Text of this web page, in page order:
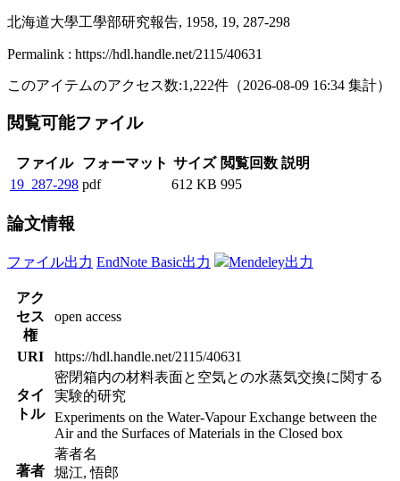
北海道大學工學部研究報告, 1958, 19, 287-298
Permalink : https://hdl.handle.net/2115/40631
このアイテムのアクセス数:1,222件 （2026-08-09 16:34 集計）
閲覧可能ファイル
ファイル フォーマット サイズ 閲覧回数 説明
19_287-298 pdf 612 KB 995
論文情報
ファイル出力 EndNote Basic出力 Mendeley出力
アク
セス
権
open access
URI https://hdl.handle.net/2115/40631
タイ
トル
密閉箱内の材料表面と空気との水蒸気交換に関する
実験的研究
Experiments on the Water-Vapour Exchange between the
Air and the Surfaces of Materials in the Closed box
著者
著者名
堀江, 悟郎